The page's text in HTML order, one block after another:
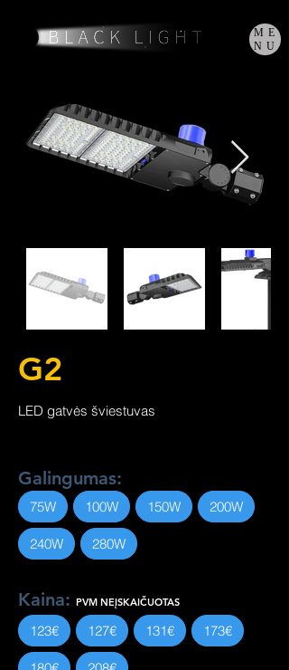
ME
NU
G2
LED gatvės šviestuvas
Galingumas:
75W 100W 150W 200W
240W 280W
Kaina: PVM NEĮSKAIČUOTAS
123€ 127€ 131€ 173€